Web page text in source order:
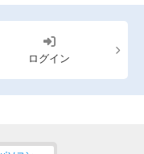
ログイン